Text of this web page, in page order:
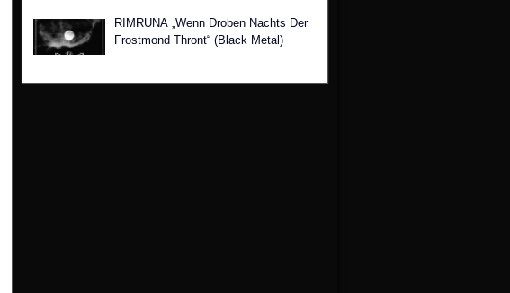
RIMRUNA „Wenn Droben Nachts Der
Frostmond Thront“ (Black Metal)